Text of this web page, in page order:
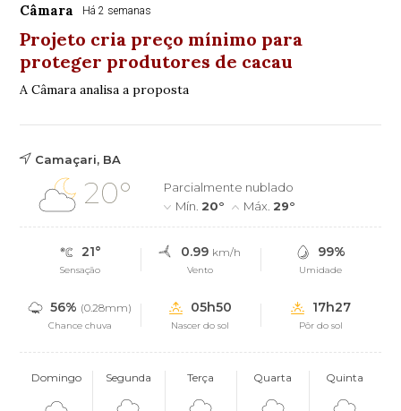
Câmara Há 2 semanas
Projeto cria preço mínimo para
proteger produtores de cacau
A Câmara analisa a proposta
Camaçari, BA
20°
Parcialmente nublado
Mín.20° Máx.29°
21°
Sensação
0.99 km/h
Vento
99%
Umidade
56% (0.28mm)
Chance chuva
05h50
Nascer do sol
17h27
Pôr do sol
Domingo Segunda Terça Quarta Quinta